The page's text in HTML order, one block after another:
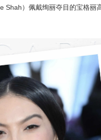
Shah）佩戴绚丽夺目的宝格